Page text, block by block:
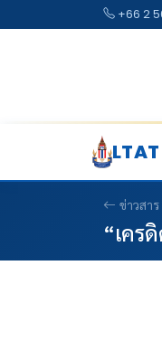
+66 2
LTAT
ข่าวสาร
“เคร